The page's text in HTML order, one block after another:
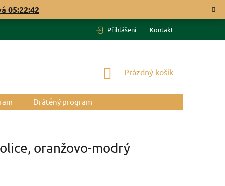
05:22:41
Přihlášení Kontakt
NÁKUPNÍ
Prázdný košík
Drátěný program
oranžovo-modrý